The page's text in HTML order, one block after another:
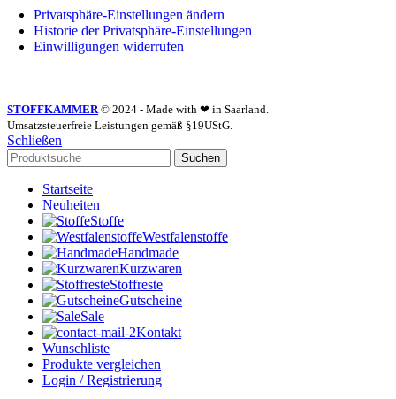
Privatsphäre-Einstellungen ändern
Historie der Privatsphäre-Einstellungen
Einwilligungen widerrufen
STOFFKAMMER© 2024 - Made with ❤ in Saarland.
Umsatzsteuerfreie Leistungen gemäß §19UStG.
Schließen
Suchen
Startseite
Neuheiten
Stoffe
Westfalenstoffe
Handmade
Kurzwaren
Stoffreste
Gutscheine
Sale
Kontakt
Wunschliste
Produkte vergleichen
Login / Registrierung